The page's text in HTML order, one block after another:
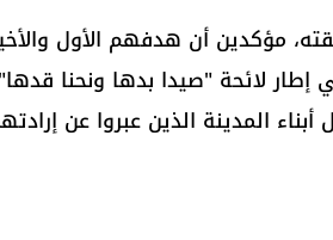
مؤكدين أن هدفهم الأول
إطار لائحة "صيدا بدها ونحنا
أبناء المدينة الذين عبروا عن